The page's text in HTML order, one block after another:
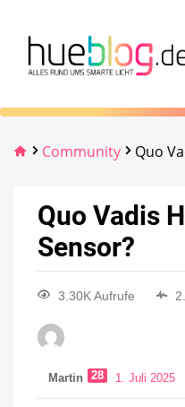
Community
Quo Vadis
Sensor?
3.30K Aufrufe
Martin 28 1. Juli 2025